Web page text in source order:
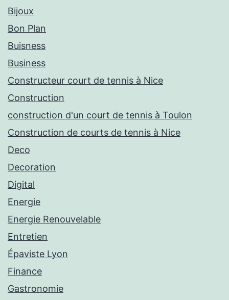
Bijoux
Bon Plan
Buisness
Business
Constructeur court de tennis à Nice
Construction
construction d'un court de tennis à Toulon
Construction de courts de tennis à Nice
Deco
Decoration
Digital
Energie
Energie Renouvelable
Entretien
Épaviste Lyon
Finance
Gastronomie